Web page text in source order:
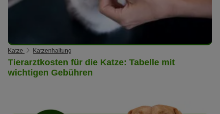
Katze Katzenhaltung
Tierarztkosten für die Katze: Tabelle mit
wichtigen Gebühren